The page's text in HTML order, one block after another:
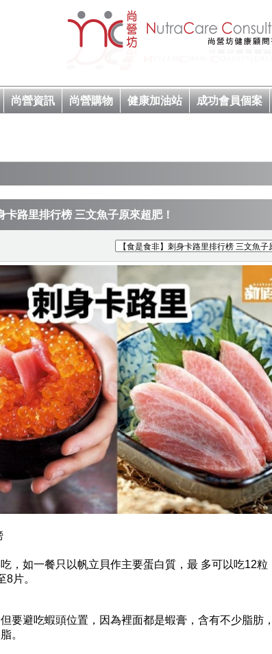
尚營資訊 尚營購物 健康加油站 成功會員個案
卡路里排行榜 三文魚子原來超肥！
，如一餐只以帆立貝作主要蛋白質，最 多可以吃12粒
片。
要避吃蝦頭位置，因為裡面都是蝦膏，含有不少脂肪
。